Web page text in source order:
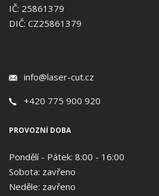
IČ: 25861379
DIČ: CZ25861379
info@laser-cut.cz
+420 775 900 920
PROVOZNÍ DOBA
Pondělí - Pátek: 8:00 - 16:00
Sobota: zavřeno
Neděle: zavřeno